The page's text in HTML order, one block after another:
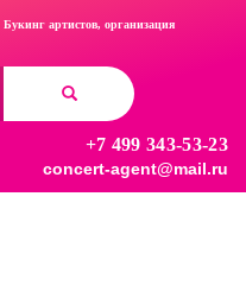
Букинг артистов, организация
+7 499 343-53-23
concert-agent@mail.ru